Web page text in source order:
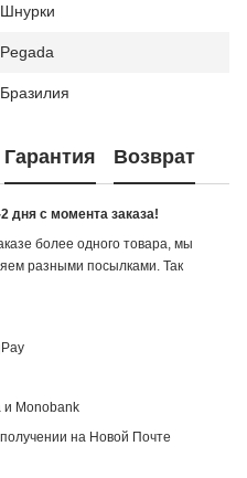
Шнурки
Pegada
Бразилия
Гарантия Возврат
дня с момента заказа!
более одного товара, мы
разными посылками. Так
и Monobank
на Новой Почте